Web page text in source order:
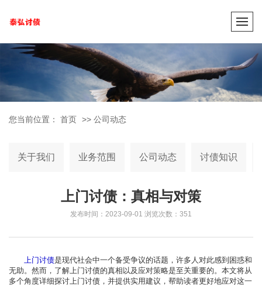
您当前位置： 首页 >> 公司动态
关于我们 业务范围 公司动态 讨债知识
上门讨债：真相与对策
发布时间：2023-09-01 浏览次数：351
上门讨债是现代社会中一个备受争议的话题，许多人对此感到困惑和
无助。然而，了解上门讨债的真相以及应对策略是至关重要的。本文将从
多个角度详细探讨上门讨债，并提供实用建议，帮助读者更好地应对这一